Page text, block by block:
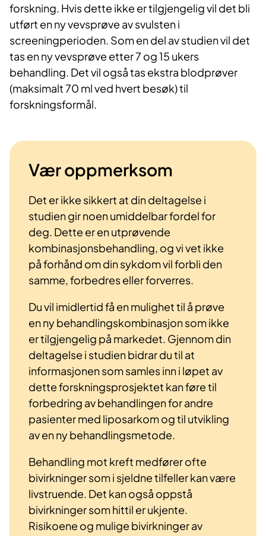
forskning. Hvis dette ikke er tilgjengelig vil det bli
utført en ny vevsprøve av svulsten i
screeningperioden. Som en del av studien vil det
tas en ny vevsprøve etter 7 og 15 ukers
behandling. Det vil også tas ekstra blodprøver
(maksimalt 70 ml ved hvert besøk) til
forskningsformål.
Vær oppmerksom
Det er ikke sikkert at din deltagelse i
studien gir noen umiddelbar fordel for
deg. Dette er en utprøvende
kombinasjonsbehandling, og vi vet ikke
på forhånd om din sykdom vil forbli den
samme, forbedres eller forverres.
Du vil imidlertid få en mulighet til å prøve
en ny behandlingskombinasjon som ikke
er tilgjengelig på markedet. Gjennom din
deltagelse i studien bidrar du til at
informasjonen som samles inn i løpet av
dette forskningsprosjektet kan føre til
forbedring av behandlingen for andre
pasienter med liposarkom og til utvikling
av en ny behandlingsmetode.
Behandling mot kreft medfører ofte
bivirkninger som i sjeldne tilfeller kan være
livstruende. Det kan også oppstå
bivirkninger som hittil er ukjente.
Risikoene og mulige bivirkninger av